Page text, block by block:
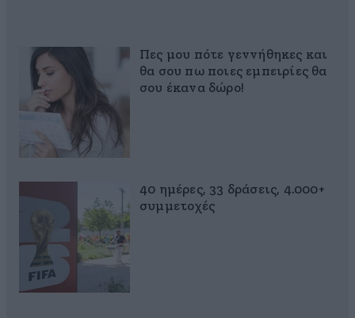
Πες μου πότε γεννήθηκες και
θα σου πω ποιες εμπειρίες θα
σου έκανα δώρο!
40 ημέρες, 33 δράσεις, 4.000+
συμμετοχές